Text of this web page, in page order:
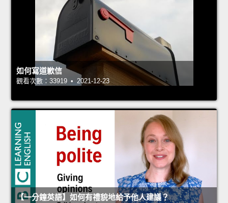
如何寫道歉信
觀看次數：33919 • 2021-12-23
【一分鐘英語】如何有禮貌地給予他人建議？